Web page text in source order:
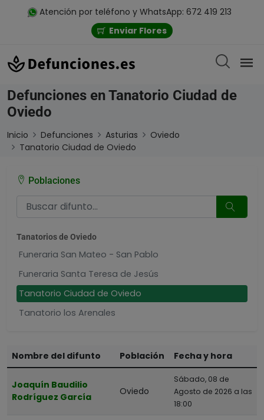
Atención por teléfono y WhatsApp: 672 419 213
Enviar Flores
Defunciones en Tanatorio Ciudad de
Oviedo
Inicio Defunciones Asturias
Oviedo
Tanatorio Ciudad de Oviedo
Poblaciones
Tanatorios de Oviedo
Funeraria San Mateo - San Pablo
Funeraria Santa Teresa de Jesús
Tanatorio Ciudad de Oviedo
Tanatorio los Arenales
Tanatorio Valles del Trubia
Nombre del difunto Población Fecha y hora
Joaquín Baudilio
Rodríguez García
Oviedo
Sábado, 08 de
Agosto de 2026 a las
18:00